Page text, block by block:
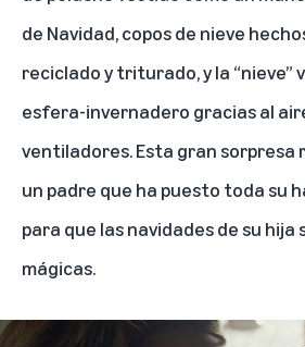
de Navidad, copos de nieve
reciclado y triturado, y la “nieve”
esfera-invernadero gracias al
ventiladores. Esta gran sorpresa
un padre que ha puesto toda su
para que las navidades de su
mágicas.